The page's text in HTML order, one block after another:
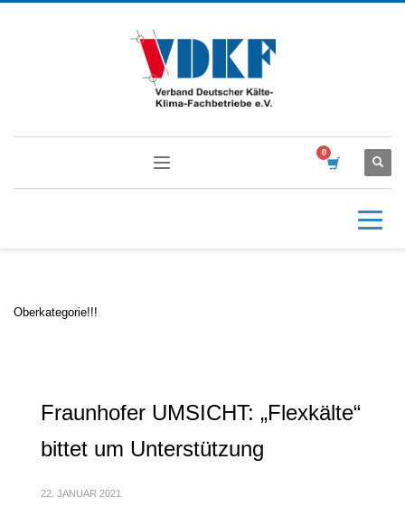
Oberkategorie!!!
Fraunhofer UMSICHT: „Flexkälte“
bittet um Unterstützung
22. JANUAR 2021